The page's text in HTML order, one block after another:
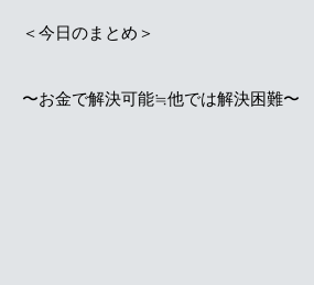
＜今日のまとめ＞
〜お金で解決可能≒他では解決困難〜